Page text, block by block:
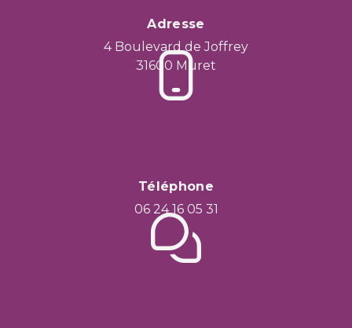
Adresse
4 Boulevard de Joffrey
31600 Muret
Téléphone
06 24 16 05 31